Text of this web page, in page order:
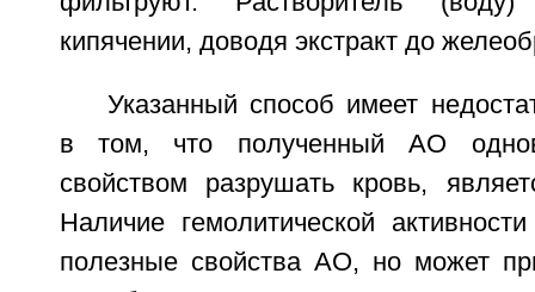
кипячении, доводя экстракт до
Указанный способ имеет
в том, что полученный АО
свойством разрушать кровь,
Наличие гемолитической
полезные свойства АО, но может